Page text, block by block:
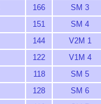
166 SM 3
151 SM 4
144 V2M 1
122 V1M 4
118 SM 5
128 SM 6